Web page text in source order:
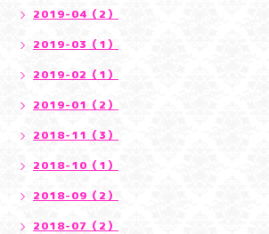
2019-04（2）
2019-03（1）
2019-02（1）
2019-01（2）
2018-11（3）
2018-10（1）
2018-09（2）
2018-07（2）